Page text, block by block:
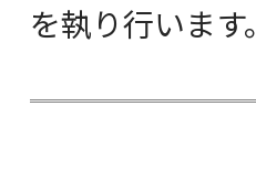
を執り行います。